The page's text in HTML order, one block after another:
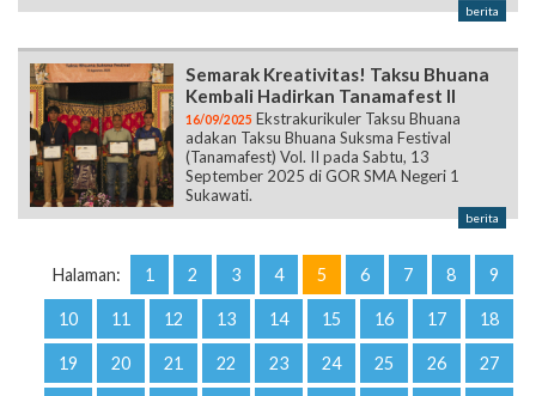
berita
Semarak Kreativitas! Taksu Bhuana
Kembali Hadirkan Tanamafest II
16/09/2025 Ekstrakurikuler Taksu Bhuana
adakan Taksu Bhuana Suksma Festival
(Tanamafest) Vol. II pada Sabtu, 13
September 2025 di GOR SMA Negeri 1
Sukawati.
berita
Halaman: 1 2 3 4 5 6 7 8 9
10 11 12 13 14 15 16 17 18
19 20 21 22 23 24 25 26 27